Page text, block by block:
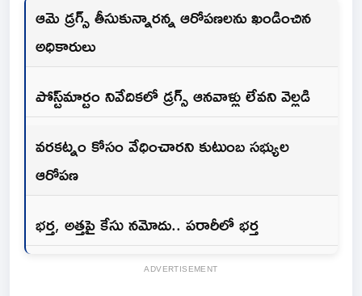
ఆమె డ్రగ్స్ తీసుకున్నారన్న ఆరోపణలను ఖండించిన
అధికారులు
పోస్ట్‌మార్టం నివేదికలో డ్రగ్స్ ఆనవాళ్లు లేవని వెల్లడి
వరకట్నం కోసం వేధించారని కుటుంబ సభ్యుల
ఆరోపణ
భర్త, అత్తపై కేసు నమోదు.. పరారీలో భర్త
ADVERTISEMENT